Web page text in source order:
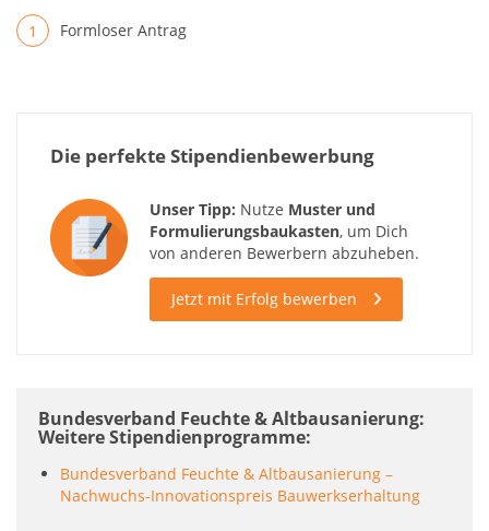
Formloser Antrag
Die perfekte Stipendienbewerbung
Unser Tipp: Nutze Muster und
Formulierungsbaukasten, um Dich
von anderen Bewerbern abzuheben.
Jetzt mit Erfolg bewerben
Bundesverband Feuchte & Altbausanierung:
Weitere Stipendienprogramme
Bundesverband Feuchte & Altbausanierung –
Nachwuchs-Innovationspreis Bauwerkserhaltung